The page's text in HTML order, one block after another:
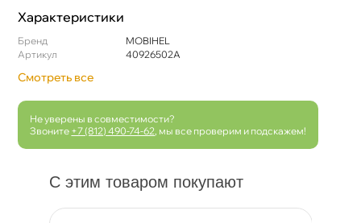
Характеристики
Бренд
MOBIHEL
Артикул
40926502A
Смотреть все
Не уверены в совместимости?
Звоните +7 (812) 490-74-62 , мы все проверим и подскажем!
С этим товаром покупают